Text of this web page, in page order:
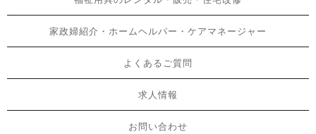
家政婦紹介・ホームヘルパー・ケアマネージャー
よくあるご質問
求人情報
お問い合わせ